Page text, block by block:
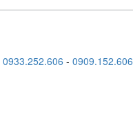
0933.252.606 - 0909.152.606